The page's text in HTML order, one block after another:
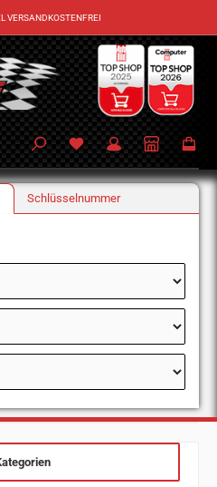
VERSANDKOSTENFREI
Schlüsselnummer